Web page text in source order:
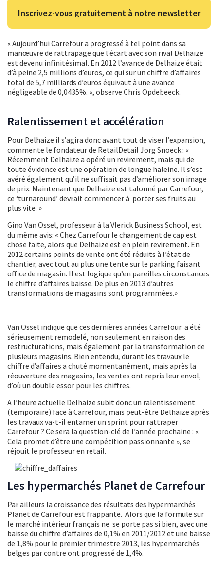
Inscrivez-vous gratuitement à notre newsletter
« Aujourd’hui Carrefour a progressé à tel point dans sa
manœuvre de rattrapage que l’écart avec son rival Delhaize
est devenu infinitésimal. En 2012 l’avance de Delhaize était
d’à peine 2,5 millions d’euros, ce qui sur un chiffre d’affaires
total de 5,7 milliards d’euros équivaut à une avance
négligeable de 0,0435%. », observe Chris Opdebeeck.
Ralentissement et accélération
Pour Delhaize il s’agira donc avant tout de viser l’expansion,
commente le fondateur de RetailDetail Jorg Snoeck : «
Récemment Delhaize a opéré un revirement, mais qui de
toute évidence est une opération de longue haleine. Il s’est
avéré également qu’il ne suffisait pas d’améliorer son image
de prix. Maintenant que Delhaize est talonné par Carrefour,
ce ‘turnaround’ devrait commencer à porter ses fruits au
plus vite. »
Gino Van Ossel, professeur à la Vlerick Business School, est
du même avis: « Chez Carrefour le changement de cap est
chose faite, alors que Delhaize est en plein revirement. En
2012 certains points de vente ont été réduits à l’état de
chantier, avec tout au plus une tente sur le parking faisant
office de magasin. Il est logique qu’en pareilles circonstances
le chiffre d’affaires baisse. De plus en 2013 d’autres
transformations de magasins sont programmées.»
Van Ossel indique que ces dernières années Carrefour a été
sérieusement remodelé, non seulement en raison des
restructurations, mais également par la transformation de
plusieurs magasins. Bien entendu, durant les travaux le
chiffre d’affaires a chuté momentanément, mais après la
réouverture des magasins, les ventes ont repris leur envol,
d’où un double essor pour les chiffres.
A l’heure actuelle Delhaize subit donc un ralentissement
(temporaire) face à Carrefour, mais peut-être Delhaize après
les travaux va-t-il entamer un sprint pour rattraper
Carrefour ? Ce sera la question-clé de l’année prochaine : «
Cela promet d’être une compétition passionnante », se
réjouit le professeur en retail.
Les hypermarchés Planet de Carrefour
Par ailleurs la croissance des résultats des hypermarchés
Planet de Carrefour est frappante. Alors que la formule sur
le marché intérieur français ne se porte pas si bien, avec une
baisse du chiffre d’affaires de 0,1% en 2011/2012 et une baisse
de 1,8% pour le premier trimestre 2013, les hypermarchés
belges par contre ont progressé de 1,4%.